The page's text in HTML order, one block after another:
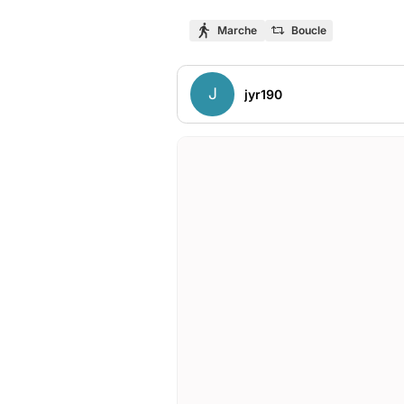
Marche Boucle
J jyr190